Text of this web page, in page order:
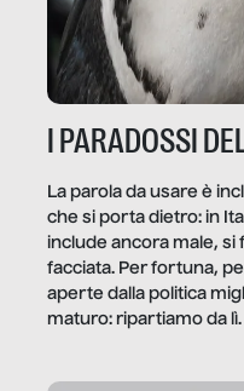
I PARADOSSI
La parola da usare è
che si porta dietro: in
include ancora male,
facciata. Per fortuna,
aperte dalla politica
maturo: ripartiamo da lì.